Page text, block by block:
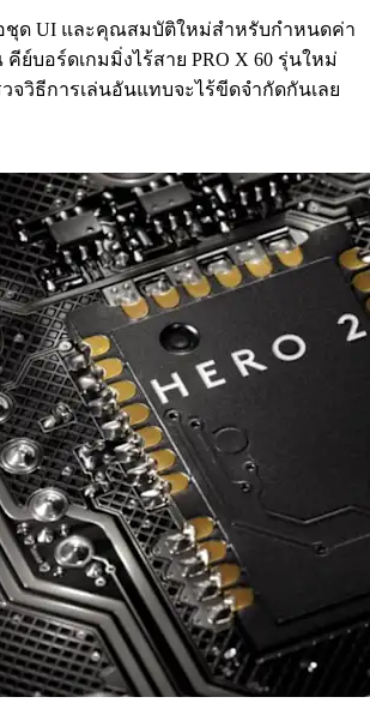
ชุด UI และคุณสมบัติใหม่สำหรับกำหนดค่า
ย์บอร์ดเกมมิ่งไร้สาย PRO X 60 รุ่นใหม่
จวิธีการเล่นอันแทบจะไร้ขีดจำกัดกันเลย